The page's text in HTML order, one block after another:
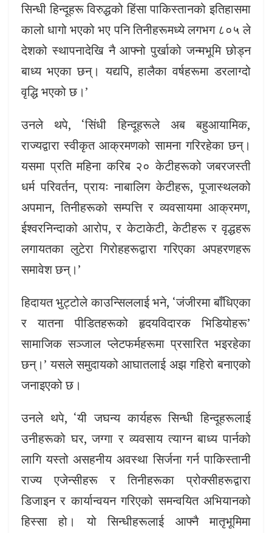
सिन्धी हिन्दूहरू विरुद्धको हिंसा पाकिस्तानको इतिहासमा
कालो धागो भएको भए पनि तिनीहरूमध्ये लगभग ८०५ ले
देशको स्थापनादेखि नै आफ्नो पुर्खाको जन्मभूमि छोड्न
बाध्य भएका छन्। यद्यपि, हालैका वर्षहरूमा डरलाग्दो
वृद्धि भएको छ।’
उनले थपे, ‘सिंधी हिन्दूहरूले अब बहुआयामिक,
राज्यद्वारा स्वीकृत आक्रमणको सामना गरिरहेका छन्।
यसमा प्रति महिना करिब २० केटीहरूको जबरजस्ती
धर्म परिवर्तन, प्रायः नाबालिग केटीहरू, पूजास्थलको
अपमान, तिनीहरूको सम्पत्ति र व्यवसायमा आक्रमण,
ईश्वरनिन्दाको आरोप, र केटाकेटी, केटीहरू र वृद्धहरू
लगायतका लुटेरा गिरोहहरूद्वारा गरिएका अपहरणहरू
समावेश छन्।’
हिदायत भुट्टोले काउन्सिललाई भने, ‘जंजीरमा बाँधिएका
र यातना पीडितहरूको हृदयविदारक भिडियोहरू’
सामाजिक सञ्जाल प्लेटफर्महरूमा प्रसारित भइरहेका
छन्।’ यसले समुदायको आघातलाई अझ गहिरो बनाएको
जनाइएको छ।
उनले थपे, ‘यी जघन्य कार्यहरू सिन्धी हिन्दूहरूलाई
उनीहरूको घर, जग्गा र व्यवसाय त्याग्न बाध्य पार्नको
लागि यस्तो असहनीय अवस्था सिर्जना गर्न पाकिस्तानी
राज्य एजेन्सीहरू र तिनीहरूका प्रोक्सीहरूद्वारा
डिजाइन र कार्यान्वयन गरिएको समन्वयित अभियानको
हिस्सा हो। यो सिन्धीहरूलाई आफ्नै मातृभूमिमा